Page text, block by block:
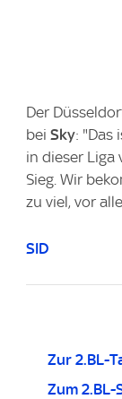
Der
bei Sky: "Das
in dieser Liga
Sieg. Wir
zu viel, vor
SID
Zur 2.BL-
Zum 2.BL-